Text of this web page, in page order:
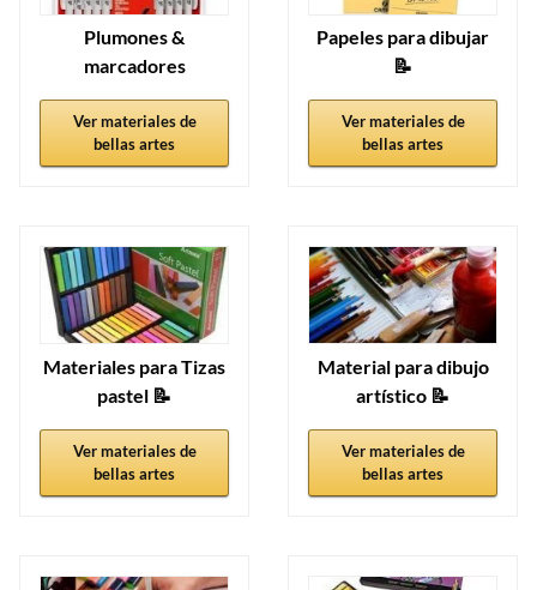
Plumones &
marcadores
Ver materiales de
bellas artes
Papeles para dibujar
📝
Ver materiales de
bellas artes
Materiales para Tizas
pastel 📝
Ver materiales de
bellas artes
Material para dibujo
artístico 📝
Ver materiales de
bellas artes